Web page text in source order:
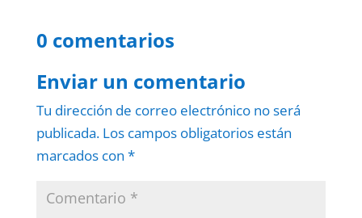
0 comentarios
Enviar un comentario
Tu dirección de correo electrónico no será
publicada. Los campos obligatorios están
marcados con *